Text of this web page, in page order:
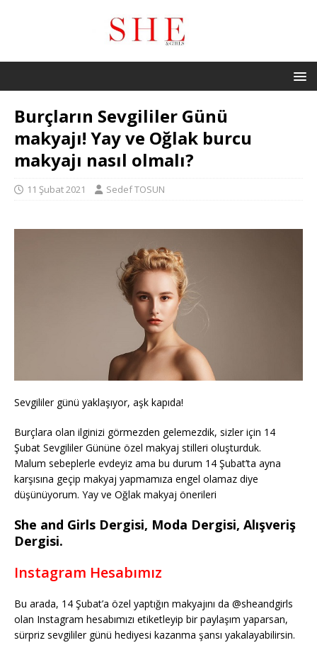
Burçların Sevgililer Günü
makyajı! Yay ve Oğlak burcu
makyajı nasıl olmalı?
11 Şubat 2021 Sedef TOSUN
Sevgililer günü yaklaşıyor, aşk kapıda!
Burçlara olan ilginizi görmezden gelemezdik, sizler için 14
Şubat Sevgililer Gününe özel makyaj stilleri oluşturduk.
Malum sebeplerle evdeyiz ama bu durum 14 Şubat’ta ayna
karşısına geçip makyaj yapmamıza engel olamaz diye
düşünüyorum. Yay ve Oğlak makyaj önerileri
She and Girls Dergisi, Moda Dergisi, Alışveriş
Dergisi.
Instagram Hesabımız
Bu arada, 14 Şubat’a özel yaptığın makyajını da @sheandgirls
olan Instagram hesabımızı etiketleyip bir paylaşım yaparsan,
sürpriz sevgililer günü hediyesi kazanma şansı yakalayabilirsin.